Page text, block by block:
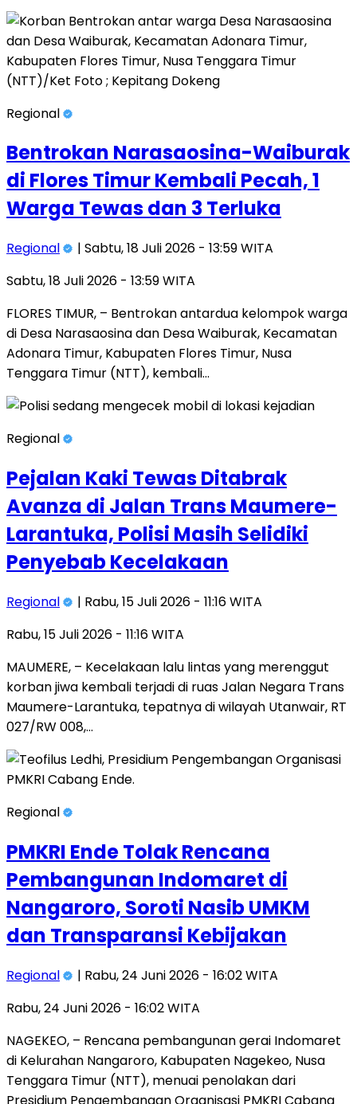
Regional
Bentrokan Narasaosina-Waiburak
di Flores Timur Kembali Pecah, 1
Warga Tewas dan 3 Terluka
Regional
| Sabtu, 18 Juli 2026 - 13:59 WITA
Sabtu, 18 Juli 2026 - 13:59 WITA
FLORES TIMUR, – Bentrokan antardua kelompok warga
di Desa Narasaosina dan Desa Waiburak, Kecamatan
Adonara Timur, Kabupaten Flores Timur, Nusa
Tenggara Timur (NTT), kembali…
Regional
Pejalan Kaki Tewas Ditabrak
Avanza di Jalan Trans Maumere-
Larantuka, Polisi Masih Selidiki
Penyebab Kecelakaan
Regional
| Rabu, 15 Juli 2026 - 11:16 WITA
Rabu, 15 Juli 2026 - 11:16 WITA
MAUMERE, – Kecelakaan lalu lintas yang merenggut
korban jiwa kembali terjadi di ruas Jalan Negara Trans
Maumere-Larantuka, tepatnya di wilayah Utanwair, RT
027/RW 008,…
Regional
PMKRI Ende Tolak Rencana
Pembangunan Indomaret di
Nangaroro, Soroti Nasib UMKM
dan Transparansi Kebijakan
Regional
| Rabu, 24 Juni 2026 - 16:02 WITA
Rabu, 24 Juni 2026 - 16:02 WITA
NAGEKEO, – Rencana pembangunan gerai Indomaret
di Kelurahan Nangaroro, Kabupaten Nagekeo, Nusa
Tenggara Timur (NTT), menuai penolakan dari